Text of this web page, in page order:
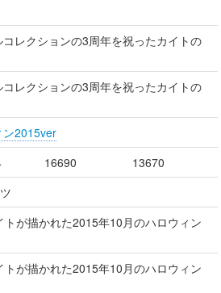
レクションの3周年を祝ったカイトの
レクションの3周年を祝ったカイトの
ン2015ver
16690
13670
が描かれた2015年10月のハロウィン
が描かれた2015年10月のハロウィン